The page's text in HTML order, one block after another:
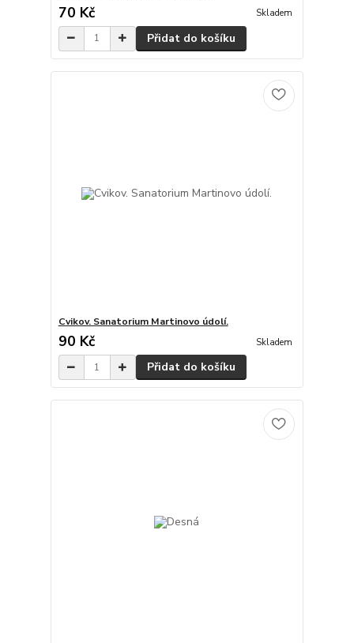
70 Kč Skladem
Přidat do košíku
Cvikov. Sanatorium Martinovo údolí.
90 Kč Skladem
Přidat do košíku